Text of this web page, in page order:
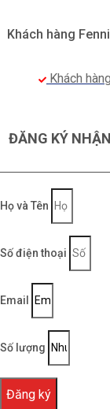
Khách hàng
Khách
ĐĂNG KÝ
Họ và Tên
Số điện thoại
Email
Số lượng
Đăng ký